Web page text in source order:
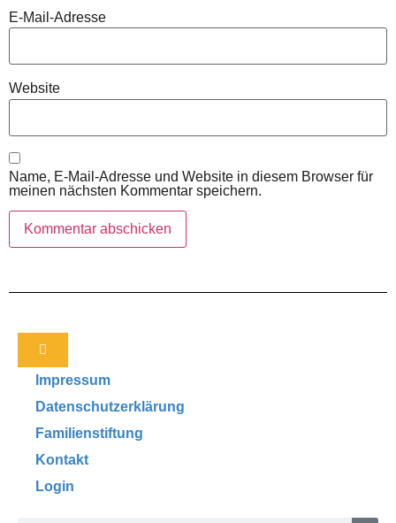
E-Mail-Adresse
Website
Name, E-Mail-Adresse und Website in diesem Browser für
meinen nächsten Kommentar speichern.
Impressum
Datenschutzerklärung
Familienstiftung
Kontakt
Login